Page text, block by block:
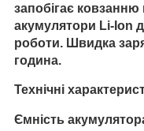
запобігає ковзанню
акумулятори Li-Ion
роботи. Швидка
година.
Технічні
Ємність